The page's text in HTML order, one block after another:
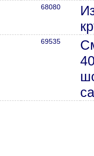
68080
69535